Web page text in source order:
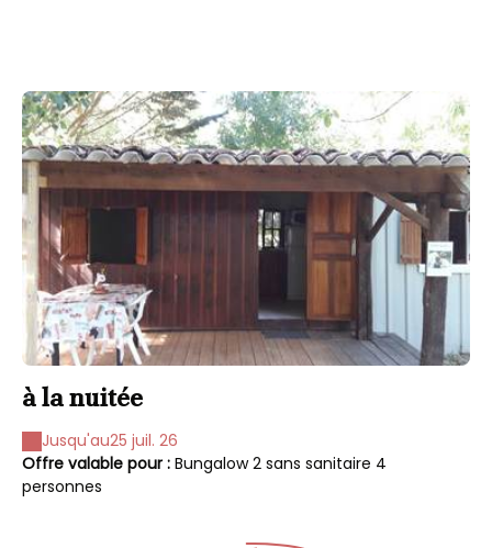
à la nuitée
Jusqu'au25 juil. 26
Offre valable pour : Bungalow 2 sans sanitaire 4
personnes